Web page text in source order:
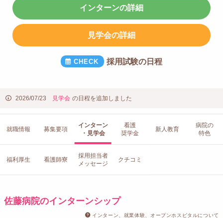
インターンの詳細
見学会の詳細
採用試験の日程
2026/07/23 見学会 の日程を追加しました
就職情報 募集要項
インターン
・見学会
看護
奨学金
新人教育
病院の
特色
福利厚生 看護師寮
採用担当者
メッセージ
クチコミ
佐藤病院のインターンシップ
インターン、就業体験、オープンホスピタルについて